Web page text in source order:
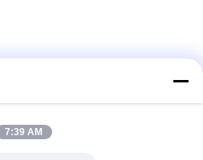
7:39 AM